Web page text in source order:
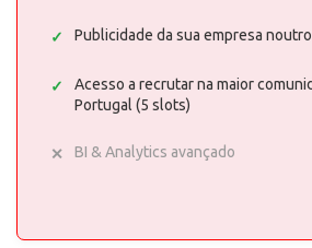
Publicidade da sua empresa
Acesso a recrutar na maior
Portugal (5 slots)
BI & Analytics avançado